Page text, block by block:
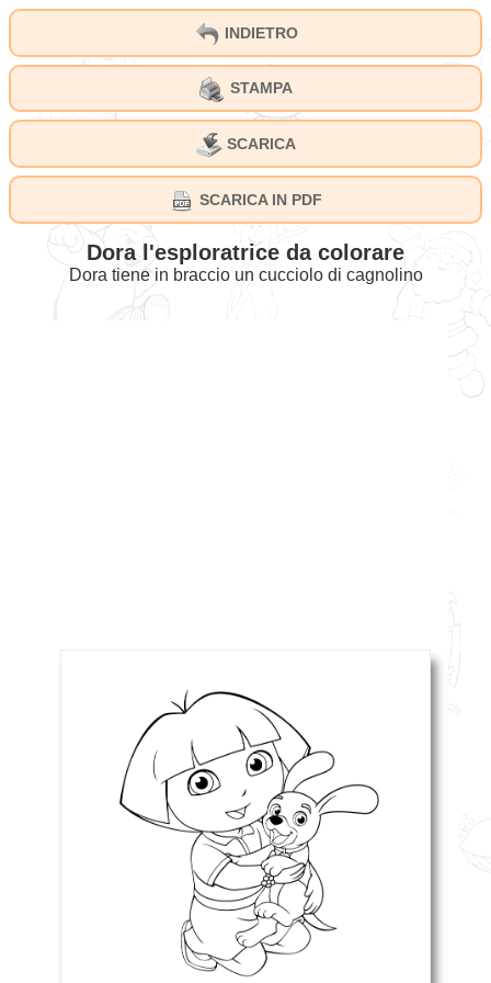
INDIETRO
STAMPA
SCARICA
SCARICA IN PDF
Dora l'esploratrice da colorare
Dora tiene in braccio un cucciolo di cagnolino